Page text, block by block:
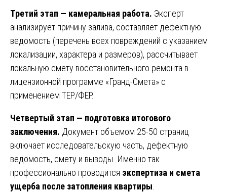
Третий этап — камеральная работа. Эксперт
анализирует причину залива, составляет дефектную
ведомость (перечень всех повреждений с указанием
локализации, характера и размеров), рассчитывает
локальную смету восстановительного ремонта в
лицензионной программе «Гранд-Смета» с
применением ТЕР/ФЕР.
Четвертый этап — подготовка итогового
заключения. Документ объемом 25-50 страниц
включает исследовательскую часть, дефектную
ведомость, смету и выводы. Именно так
профессионально проводится экспертиза и смета
ущерба после затопления квартиры